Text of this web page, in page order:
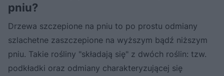
pniu?
Drzewa szczepione na pniu to po prostu odmiany
szlachetne zaszczepione na wyższym bądź niższym
pniu. Takie rośliny "składają się" z dwóch roślin: tzw.
podkładki oraz odmiany charakteryzującej się